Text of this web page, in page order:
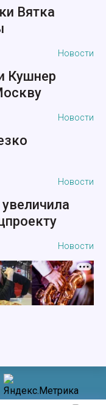
Вятка
Новости
Кушнер
Новости
Новости
Новости